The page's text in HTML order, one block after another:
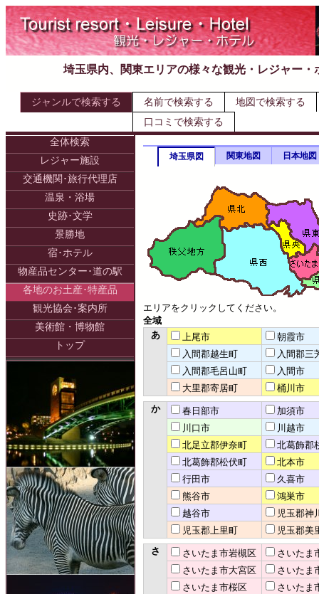
埼玉県内、関東エリアの様々な観光・レジャー
ジャンルで検索する 名前で検索する
地図で検索する
口コミで検索する
全体検索
レジャー施設
交通機関･旅行代理店
温泉・浴場
史跡･文学
景勝地
宿･ホテル
物産品センター･道の駅
各地のお土産･特産品
観光協会･案内所
美術館・博物館
トップ
埼玉県図 関東地図 日本地図
エリアをクリックしてください。
全域
あ
上尾市
朝霞市
入間郡越生町
入間郡三
入間郡毛呂山町
入間市
大里郡寄居町
桶川市
か
春日部市
加須市
川口市
川越市
北足立郡伊奈町
北葛飾郡
北葛飾郡松伏町
北本市
行田市
久喜市
熊谷市
鴻巣市
越谷市
児玉郡神
児玉郡上里町
児玉郡美
さ
さいたま市岩槻区
さいたま
さいたま市大宮区
さいたま
さいたま市桜区
さいたま